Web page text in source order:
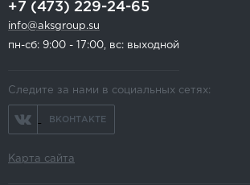
+7 (473) 229-24-65
info@aksgroup.su
пн-сб: 9:00 - 17:00, вс: выходной
Следите за нами в социальных сетях:
ВКОНТАКТЕ
Карта сайта